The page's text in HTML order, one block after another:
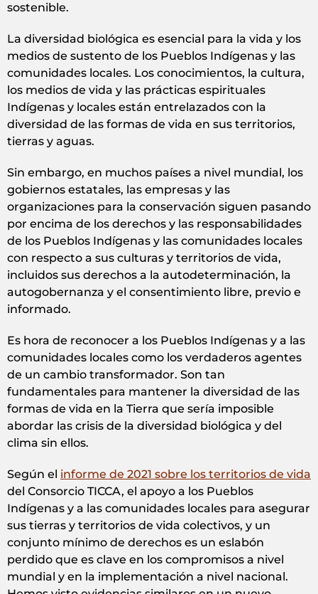
sostenible.
La diversidad biológica es esencial para la vida y los
medios de sustento de los Pueblos Indígenas y las
comunidades locales. Los conocimientos, la cultura,
los medios de vida y las prácticas espirituales
Indígenas y locales están entrelazados con la
diversidad de las formas de vida en sus territorios,
tierras y aguas.
Sin embargo, en muchos países a nivel mundial, los
gobiernos estatales, las empresas y las
organizaciones para la conservación siguen pasando
por encima de los derechos y las responsabilidades
de los Pueblos Indígenas y las comunidades locales
con respecto a sus culturas y territorios de vida,
incluidos sus derechos a la autodeterminación, la
autogobernanza y el consentimiento libre, previo e
informado.
Es hora de reconocer a los Pueblos Indígenas y a las
comunidades locales como los verdaderos agentes
de un cambio transformador. Son tan
fundamentales para mantener la diversidad de las
formas de vida en la Tierra que sería imposible
abordar las crisis de la diversidad biológica y del
clima sin ellos.
Según el informe de 2021 sobre los territorios de vida
del Consorcio TICCA, el apoyo a los Pueblos
Indígenas y a las comunidades locales para asegurar
sus tierras y territorios de vida colectivos, y un
conjunto mínimo de derechos es un eslabón
perdido que es clave en los compromisos a nivel
mundial y en la implementación a nivel nacional.